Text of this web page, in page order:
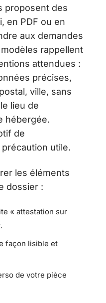
proposent des
en PDF ou en
aux demandes
rappellent
attendues :
précises,
ville, sans
lieu de
hébergée.
de
utile.
les éléments
dossier :
« attestation sur
façon lisible et
de votre pièce